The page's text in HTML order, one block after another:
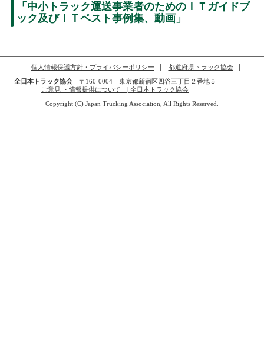
「中小トラック運送事業者のためのＩＴガイドブ
ック及びＩＴベスト事例集、動画」
個人情報保護方針・プライバシーポリシー
都道府県トラック協会
全日本トラック協会〒160-0004 東京都新宿区四谷三丁目２番地５
ご意見 ・情報提供について | 全日本トラック協会
Copyright (C) Japan Trucking Association, All Rights Reserved.